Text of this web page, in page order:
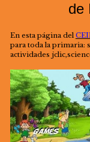
de
En esta página del
para toda la primaria:
actividades